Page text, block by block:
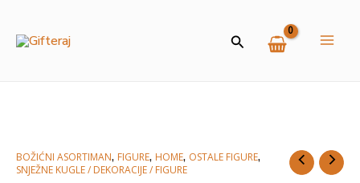
Search
BOŽIĆNI ASORTIMAN, FIGURE, HOME, OSTALE FIGURE,
SNJEŽNE KUGLE / DEKORACIJE / FIGURE
FIGURA,